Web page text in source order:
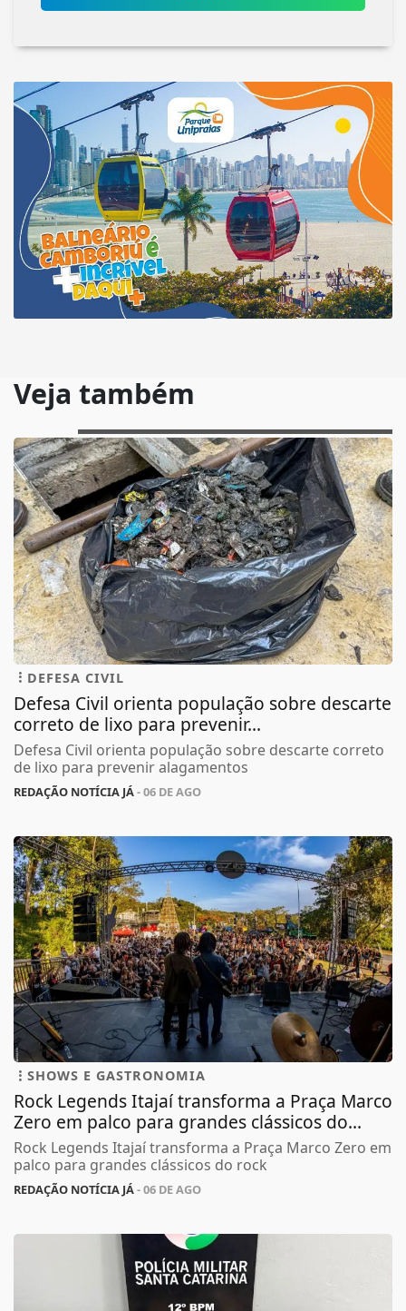
Veja também
DEFESA CIVIL
Defesa Civil orienta população sobre descarte
correto de lixo para prevenir...
Defesa Civil orienta população sobre descarte correto
de lixo para prevenir alagamentos
REDAÇÃO NOTÍCIA JÁ- 06 DE AGO
SHOWS E GASTRONOMIA
Rock Legends Itajaí transforma a Praça Marco
Zero em palco para grandes clássicos do...
Rock Legends Itajaí transforma a Praça Marco Zero em
palco para grandes clássicos do rock
REDAÇÃO NOTÍCIA JÁ- 06 DE AGO